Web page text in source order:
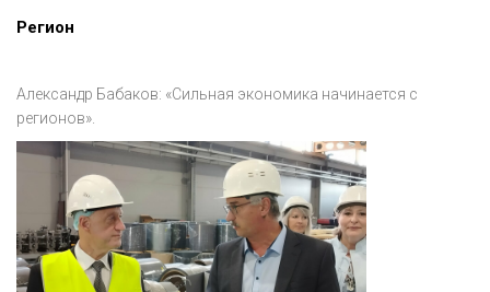
Регион
Александр Бабаков: «Сильная экономика начинается с
регионов».